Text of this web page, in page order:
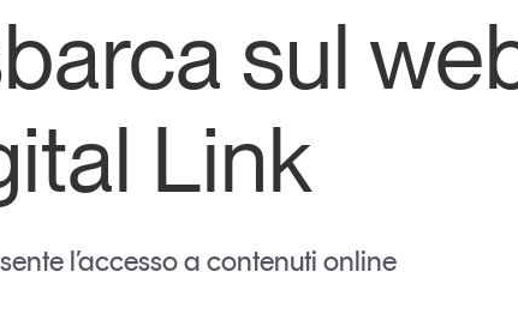
Iscriviti
sul
Link
l’accesso a contenuti online